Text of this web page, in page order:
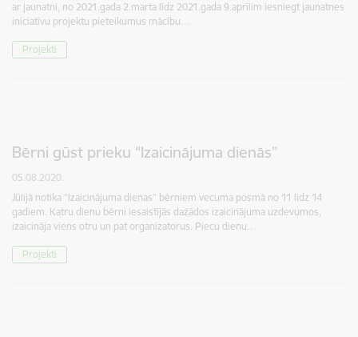
ar jaunatni, no 2021.gada 2.marta līdz 2021.gada 9.aprīlim iesniegt jaunatnes
iniciatīvu projektu pieteikumus mācību…
Projekti
Bērni gūst prieku “Izaicinājuma dienās”
05.08.2020.
Jūlijā notika “Izaicinājuma dienas” bērniem vecuma posmā no 11 līdz 14
gadiem. Katru dienu bērni iesaistījās dažādos izaicinājuma uzdevumos,
izaicināja viens otru un pat organizatorus. Piecu dienu…
Projekti